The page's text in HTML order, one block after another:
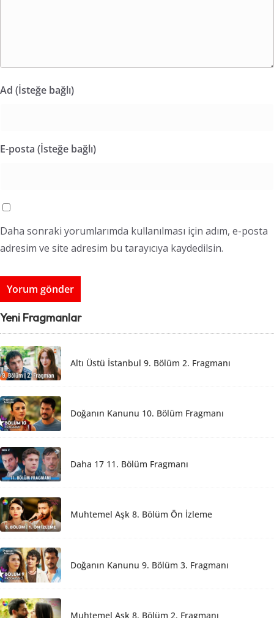
Ad (İsteğe bağlı)
E-posta (İsteğe bağlı)
Daha sonraki yorumlarımda kullanılması için adım, e-posta
adresim ve site adresim bu tarayıcıya kaydedilsin.
Yeni Fragmanlar
Altı Üstü İstanbul 9. Bölüm 2. Fragmanı
Doğanın Kanunu 10. Bölüm Fragmanı
Daha 17 11. Bölüm Fragmanı
Muhtemel Aşk 8. Bölüm Ön İzleme
Doğanın Kanunu 9. Bölüm 3. Fragmanı
Muhtemel Aşk 8. Bölüm 2. Fragmanı